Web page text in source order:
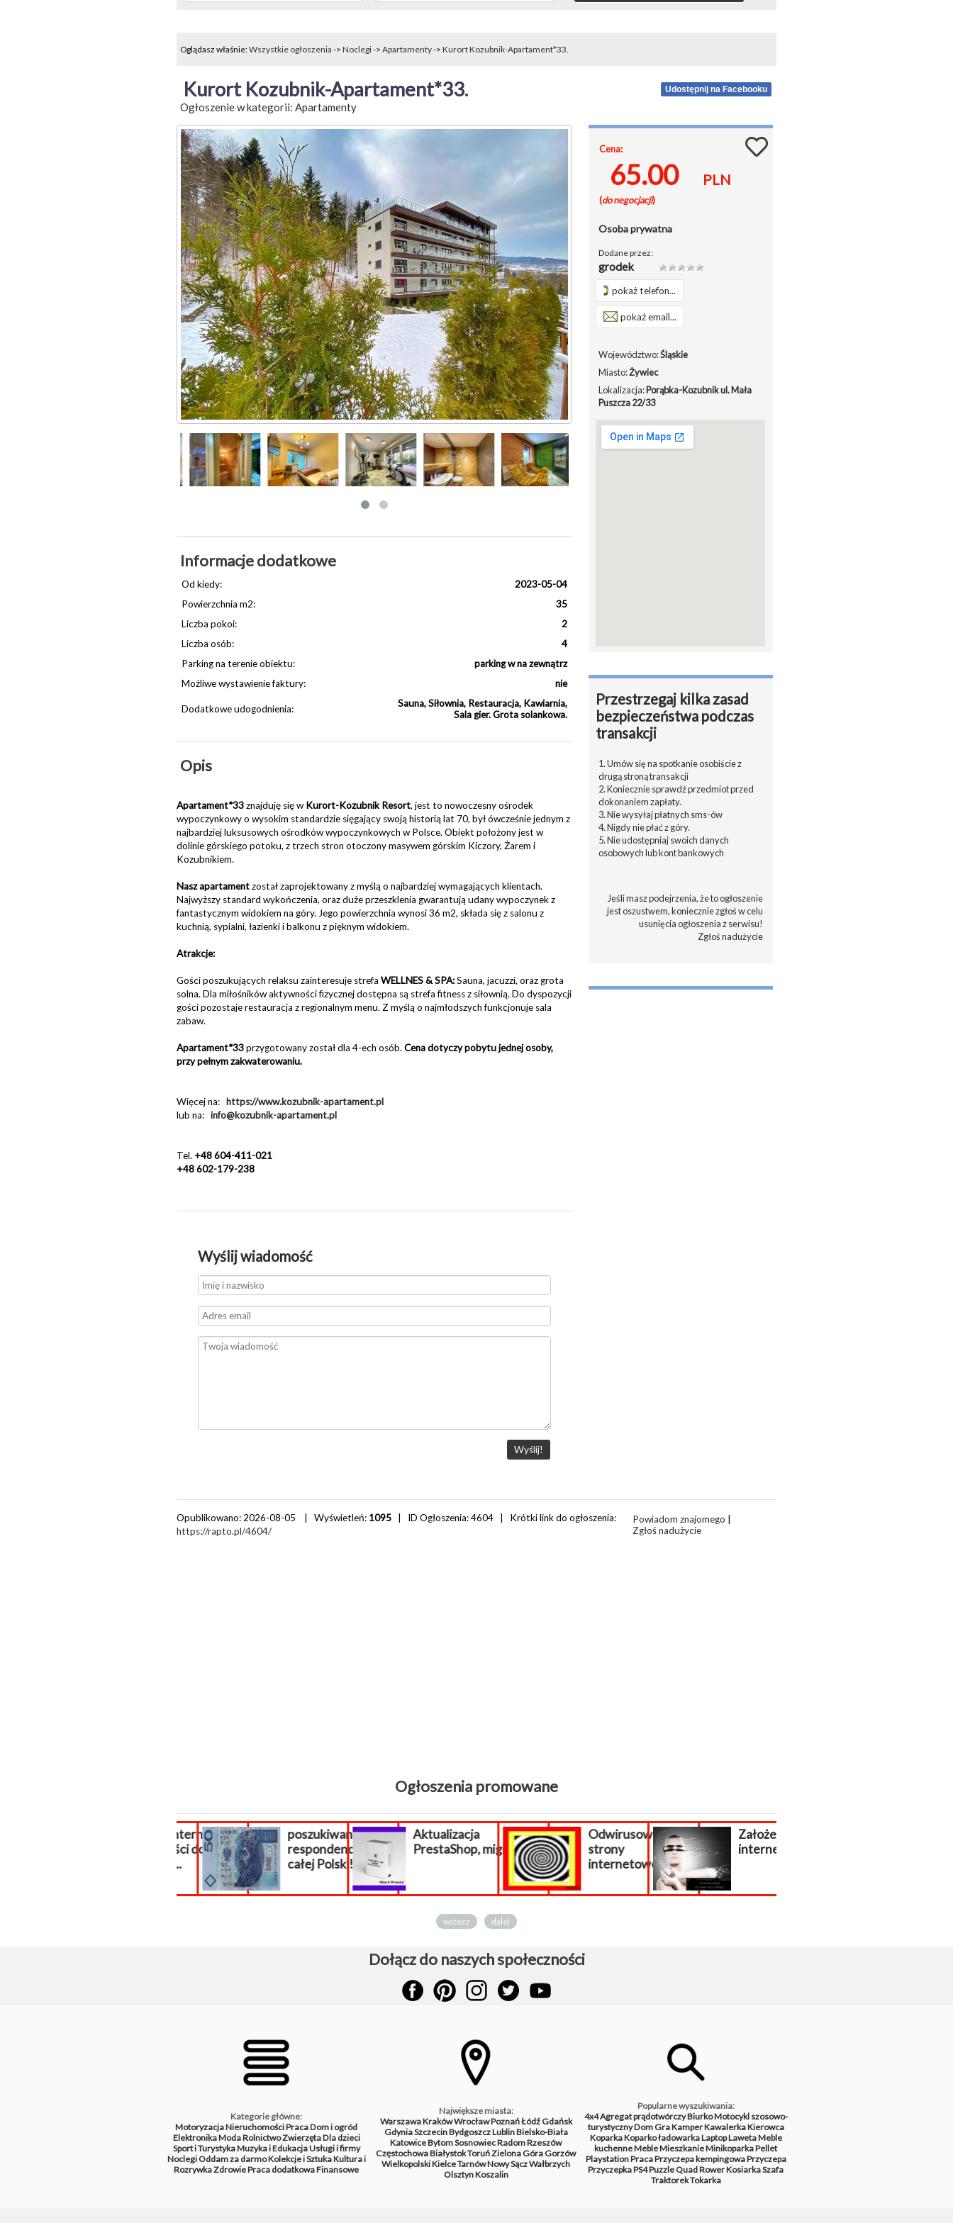
Oglądasz właśnie:Wszystkie ogłoszenia -> Noclegi-> Apartamenty-> Kurort Kozubnik-Apartament*33.
Kurort Kozubnik-Apartament*33.
Ogłoszenie w kategorii: Apartamenty
Udostępnij na Facebooku
Informacje dodatkowe
Od kiedy:
2023-05-04
Powierzchnia m2:
35
Liczba pokoi:
2
Liczba osób:
4
Parking na terenie obiektu:
parking w na zewnątrz
Możliwe wystawienie faktury:
nie
Dodatkowe udogodnienia:
Sauna, Siłownia, Restauracja, Kawiarnia,
Sala gier. Grota solankowa.
Opis
Apartament*33znajduję się wKurort-Kozubnik Resort, jest to nowoczesny ośrodek
wypoczynkowy o wysokim standardzie sięgający swoją historią lat 70, był ówcześnie jednym z
najbardziej luksusowych ośrodków wypoczynkowych w Polsce. Obiekt położony jest w
dolinie górskiego potoku, z trzech stron otoczony masywem górskim Kiczory, Żarem i
Kozubnikiem.
Nasz apartamentzostał zaprojektowany z myślą o najbardziej wymagających klientach.
Najwyższy standard wykończenia, oraz duże przeszklenia gwarantują udany wypoczynek z
fantastycznym widokiem na góry. Jego powierzchnia wynosi 36 m2, składa się z salonu z
kuchnią, sypialni, łazienki i balkonu z pięknym widokiem.
Atrakcje:
Gości poszukujących relaksu zainteresuje strefa WELLNES & SPA:Sauna, jacuzzi, oraz grota
solna. Dla miłośników aktywności fizycznej dostępna są strefa fitness z siłownią. Do dyspozycji
gości pozostaje restauracja z regionalnym menu. Z myślą o najmłodszych funkcjonuje sala
zabaw.
Apartament*33przygotowany został dla 4-ech osób.Cena dotyczy pobytu jednej osoby,
przy pełnym zakwaterowaniu.
Więcej na: https://www.kozubnik-apartament.pl
lub na: info@kozubnik-apartament.pl
Tel. +48 604-411-021
+48 602-179-238
Wyślij wiadomość
Cena:
65.00 PLN
(do negocjacji)
Osoba prywatna
Dodane przez:
grodek
pokaż telefon...
pokaż email...
Województwo:Śląskie
Miasto:Żywiec
Lokalizacja:Porąbka-Kozubnik ul. Mała
Puszcza 22/33
Przestrzegaj kilka zasad
bezpieczeństwa podczas
transakcji
1. Umów się na spotkanie osobiście z
drugą stroną transakcji
2. Koniecznie sprawdź przedmiot przed
dokonaniem zapłaty.
3. Nie wysyłaj płatnych sms-ów
4. Nigdy nie płać z góry.
5. Nie udostępniaj swoich danych
osobowych lub kont bankowych
Jeśli masz podejrzenia, że to ogłoszenie
jest oszustwem, koniecznie zgłoś w celu
usunięcia ogłoszenia z serwisu!
Zgłoś nadużycie
Opublikowano: 2026-08-05 | Wyświetleń: 1095| ID Ogłoszenia:4604| Krótki link do ogłoszenia:
https://rapto.pl/4604/
Powiadom znajomego
Zgłoś nadużycie
Ogłoszenia promowane
Sklep internetowy
płatności do
poszukiwani
respondenci z
całej Polski!
Aktualizacja
PrestaShop, migracja...
Odwirusowanie
strony
internetowej...
Założenie sklepu
internetowego.
wstecz dalej
Dołącz do naszych społeczności
Kategorie główne:
MotoryzacjaNieruchomościPracaDom i ogród
ElektronikaModaRolnictwoZwierzętaDla dzieci
Sport i TurystykaMuzyka i EdukacjaUsługi i firmy
NoclegiOddam za darmoKolekcje i SztukaKultura i
RozrywkaZdrowiePraca dodatkowaFinansowe
Największe miasta:
WarszawaKrakówWrocławPoznańŁódźGdańsk
GdyniaSzczecinBydgoszczLublinBielsko-Biała
KatowiceBytomSosnowiecRadomRzeszów
CzęstochowaBiałystokToruńZielona GóraGorzów
WielkopolskiKielceTarnówNowy SączWałbrzych
OlsztynKoszalin
Popularne wyszukiwania:
4x4Agregat prądotwórczyBiurkoMotocykl szosowo-
turystycznyDomGraKamperKawalerkaKierowca
KoparkaKoparko ładowarkaLaptopLawetaMeble
kuchenneMebleMieszkanieMinikoparkaPellet
PlaystationPracaPrzyczepa kempingowaPrzyczepa
PrzyczepkaPS4PuzzleQuadRowerKosiarkaSzafa
TraktorekTokarka